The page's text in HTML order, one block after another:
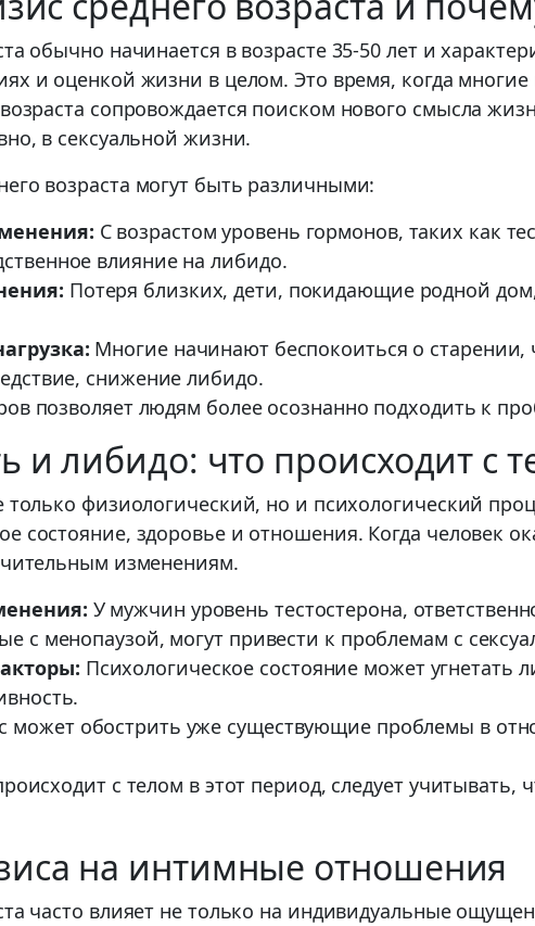
обычно начинается в возрасте 35-50 лет и
и оценкой жизни в целом. Это время, когда
сопровождается поиском нового смысла
в сексуальной жизни.
возраста могут быть различными:
С возрастом уровень гормонов, таких как
влияние на либидо.
Потеря близких, дети, покидающие родной
Многие начинают беспокоиться о
снижение либидо.
позволяет людям более осознанно подходить к
и либидо: что происходит с
только физиологический, но и психологический
состояние, здоровье и отношения. Когда человек
изменениям.
У мужчин уровень тестостерона,
с менопаузой, могут привести к проблемам с
Психологическое состояние может угнетать
может обострить уже существующие проблемы в
с телом в этот период, следует учитывать,
на интимные отношения
часто влияет не только на индивидуальные